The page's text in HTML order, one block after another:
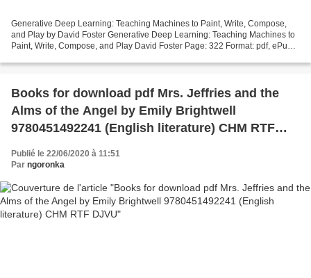
Generative Deep Learning: Teaching Machines to Paint, Write, Compose,
and Play by David Foster Generative Deep Learning: Teaching Machines to
Paint, Write, Compose, and Play David Foster Page: 322 Format: pdf, ePub,
Books for download pdf Mrs. Jeffries and the
Alms of the Angel by Emily Brightwell
9780451492241 (English literature) CHM RTF
DJVU
Publié le 22/06/2020 à 11:51
Par ngoronka